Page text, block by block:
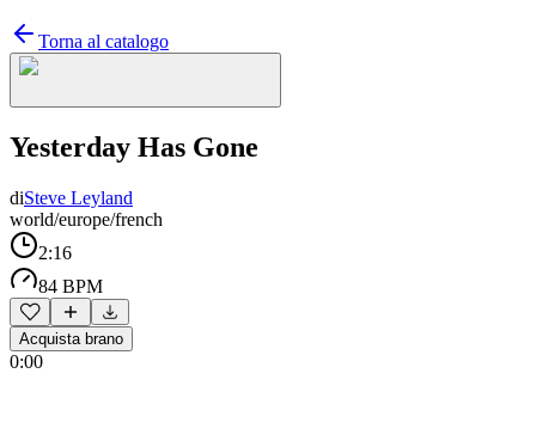
Torna al catalogo
Yesterday Has Gone
diSteve Leyland
world/europe/french
2:16
84 BPM
Acquista brano
0:00